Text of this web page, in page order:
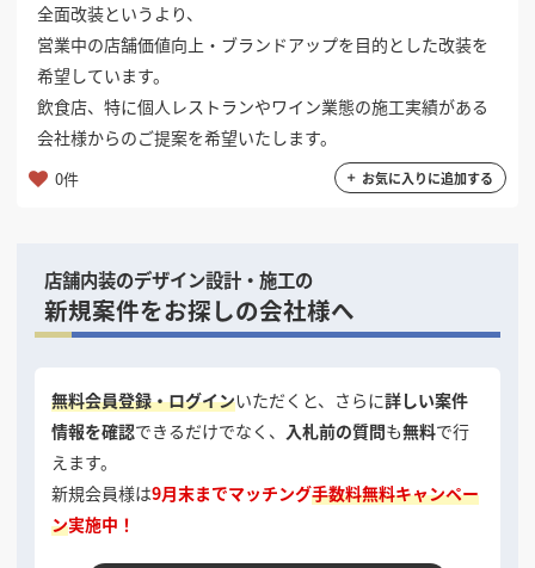
全面改装というより、
営業中の店舗価値向上・ブランドアップを目的とした改装を
希望しています。
飲食店、特に個人レストランやワイン業態の施工実績がある
会社様からのご提案を希望いたします。
0件 お気に入りに追加する
店舗内装のデザイン設計・施工の
新規案件をお探しの会社様へ
無料会員登録・ログインいただくと、さらに詳しい案件
情報を確認できるだけでなく、 入札前の質問も無料で行
えます。
新規会員様は9月末までマッチング手数料無料キャンペー
ン実施中！